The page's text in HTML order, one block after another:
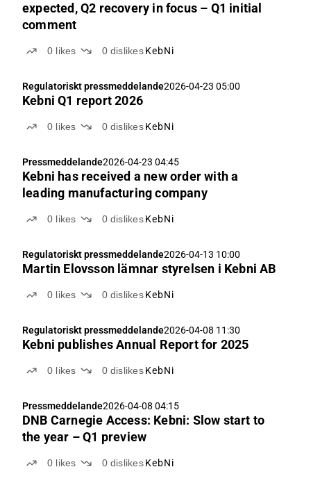
expected, Q2 recovery in focus – Q1 initial
comment
0 likes 0 dislikes KebNi
Regulatoriskt pressmeddelande2026-04-23 05:00
Kebni Q1 report 2026
0 likes 0 dislikes KebNi
Pressmeddelande2026-04-23 04:45
Kebni has received a new order with a
leading manufacturing company
0 likes 0 dislikes KebNi
Regulatoriskt pressmeddelande2026-04-13 10:00
Martin Elovsson lämnar styrelsen i Kebni AB
0 likes 0 dislikes KebNi
Regulatoriskt pressmeddelande2026-04-08 11:30
Kebni publishes Annual Report for 2025
0 likes 0 dislikes KebNi
Pressmeddelande2026-04-08 04:15
DNB Carnegie Access: Kebni: Slow start to
the year – Q1 preview
0 likes 0 dislikes KebNi